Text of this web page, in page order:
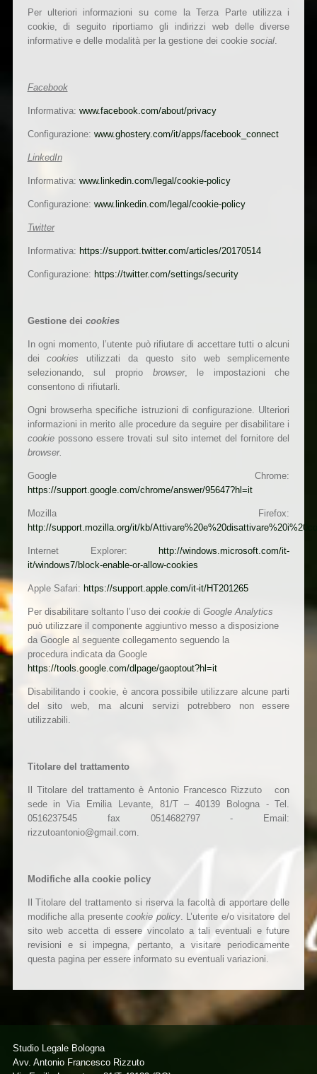
Per ulteriori informazioni su come la Terza Parte utilizza i
cookie, di seguito riportiamo gli indirizzi web delle diverse
informative e delle modalità per la gestione dei cookie social.
Facebook
Informativa: www.facebook.com/about/privacy
Configurazione: www.ghostery.com/it/apps/facebook_connect
LinkedIn
Informativa: www.linkedin.com/legal/cookie-policy
Configurazione: www.linkedin.com/legal/cookie-policy
Twitter
Informativa: https://support.twitter.com/articles/20170514
Configurazione: https://twitter.com/settings/security
Gestione dei cookies
In ogni momento, l’utente può rifiutare di accettare tutti o alcuni
deicookies utilizzati da questo sito web semplicemente
selezionando, sul proprio browser, le impostazioni che
consentono di rifiutarli.
Ogni browserha specifiche istruzioni di configurazione. Ulteriori
informazioni in merito alle procedure da seguire per disabilitare i
cookie possono essere trovati sul sito internet del fornitore del
browser.
Google Chrome:
https://support.google.com/chrome/answer/95647?hl=it
Mozilla Firefox:
http://support.mozilla.org/it/kb/
Internet Explorer:
http://windows.microsoft.com/it-
it/windows7/block-enable-or-allow-cookies
Apple Safari: https://support.apple.com/it-it/HT201265
Per disabilitare soltanto l’uso dei cookie di Google Analytics
può utilizzare il componente aggiuntivo messo a disposizione
da Google al seguente collegamento seguendo la
procedura indicata da Google
https://tools.google.com/dlpage/gaoptout?hl=it
Disabilitando i cookie, è ancora possibile utilizzare alcune parti
del sito web, ma alcuni servizi potrebbero non essere
utilizzabili.
Titolare del trattamento
Il Titolare del trattamento è Antonio Francesco Rizzuto con
sede in Via Emilia Levante, 81/T – 40139 Bologna - Tel.
0516237545 fax 0514682797 - Email:
rizzutoantonio@gmail.com.
Modifiche alla cookie policy
Il Titolare del trattamento si riserva la facoltà di apportare delle
modifiche alla presentecookie policy. L’utente e/o visitatore del
sito web accetta di essere vincolato a tali eventuali e future
revisioni e si impegna, pertanto, a visitare periodicamente
questa pagina per essere informato su eventuali variazioni.
Studio Legale Bologna
Avv. Antonio Francesco Rizzuto